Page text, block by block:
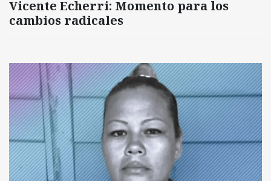
Vicente Echerri: Momento para los
cambios radicales